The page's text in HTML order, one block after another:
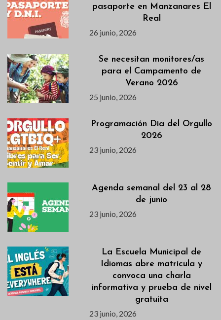
pasaporte en Manzanares El
Real
26 junio, 2026
Se necesitan monitores/as
para el Campamento de
Verano 2026
25 junio, 2026
Programación Día del Orgullo
2026
23 junio, 2026
Agenda semanal del 23 al 28
de junio
23 junio, 2026
La Escuela Municipal de
Idiomas abre matrícula y
convoca una charla
informativa y prueba de nivel
gratuita
23 junio, 2026